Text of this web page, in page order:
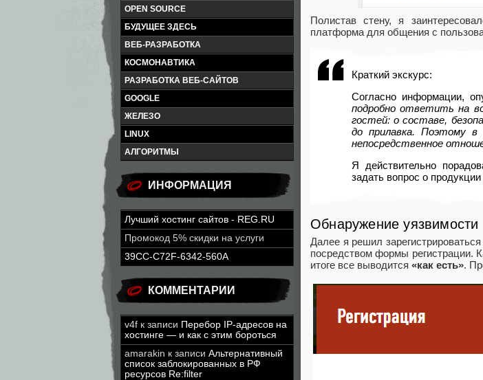
OPEN SOURCE
БУДУЩЕЕ ЗДЕСЬ
ВЕБ-РАЗРАБОТКА
КОСМОНАВТИКА
РАЗРАБОТКА ВЕБ-САЙТОВ
GOOGLE
ЖЕЛЕЗО
LINUX
АЛГОРИТМЫ
ИНФОРМАЦИЯ
Лучший хостинг сайтов - REG.RU
Промокод 5% скидки на услуги
39CC-C72F-6342-560A
КОММЕНТАРИИ
v4f к записи Перебор IP-адресов на
хостинге — и как с этим бороться
amarakin к записи Альтернативный
список заблокированных в РФ
ресурсов Re:filter
Полистав стену, я
платформа для общения с
Краткий экскурс:
Согласно информации,
подробно ответить на
гостей: о составе,
до прилавка. Поэтому
непосредственное
Я действительно
задать вопрос о
Обнаружение уязвимости
Далее я решил
посредством формы регистрации.
итоге все выводится «как есть».